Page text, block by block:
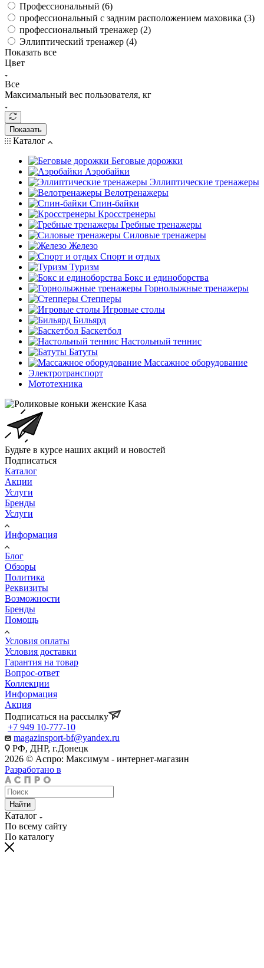
Профессиональный (6)
профессиональный с задним расположением маховика (3)
профессиональный тренажер (2)
Эллиптический тренажер (4)
Показать все
Цвет
Все
Максимальный вес пользователя, кг
Показать
Каталог
Беговые дорожки
Аэробайки
Эллиптические тренажеры
Велотренажеры
Спин-байки
Кросстренеры
Гребные тренажеры
Силовые тренажеры
Железо
Спорт и отдых
Туризм
Бокс и единоборства
Горнолыжные тренажеры
Степперы
Игровые столы
Бильярд
Баскетбол
Настольный теннис
Батуты
Массажное оборудование
Электротранспорт
Мототехника
Будьте в курсе наших акций и новостей
Подписаться
Каталог
Акции
Услуги
Бренды
Услуги
Информация
Блог
Обзоры
Политика
Реквизиты
Возможности
Бренды
Помощь
Условия оплаты
Условия доставки
Гарантия на товар
Вопрос-ответ
Коллекции
Информация
Акция
Подписаться на рассылку
+7 949 10-777-10
magazinsport-bf@yandex.ru
РФ, ДНР, г.Донецк
2026 © Аспро: Максимум - интернет-магазин
Разработано в
Найти
Каталог
По всему сайту
По каталогу